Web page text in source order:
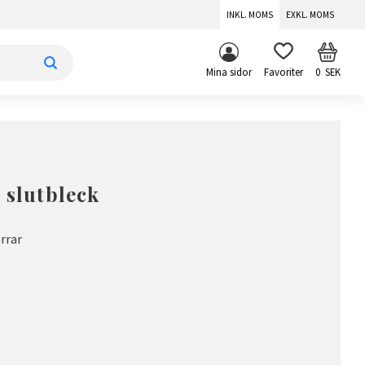
INKL. MOMS EXKL. MOMS
Mina sidor FAVORITER 0SEK
slutbleck